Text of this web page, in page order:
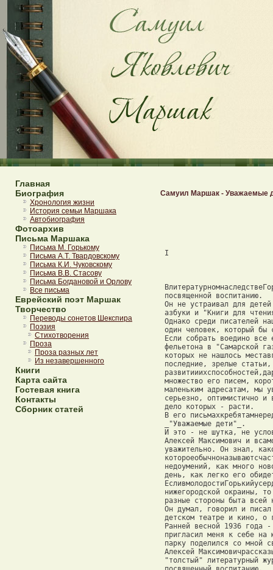
Главная
Биография
Хронология жизни
История семьи Маршака
Автобиография
Фотоархив
Письма Маршака
Письма М. Горькому
Письма А.Т. Твардовскому
Письма К.И. Чуковскому
Письма В.В. Стасову
Письма Богдановой и Орлову
Все письма
Еврейский поэт Маршак
Творчество
Переводы сонетов Шекспира
Поэзия
Стихотворения
Проза
Проза разных лет
Из незавершенного
Книги
Карта сайта
Гостевая книга
Контакты
Сборник статей
Самуил Маршак - Уважаемые